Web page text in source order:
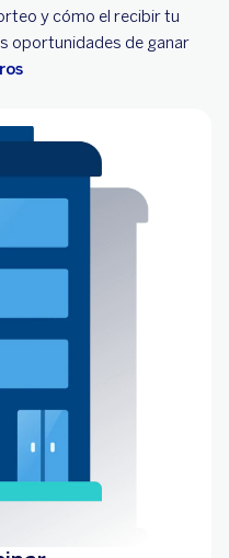
y cómo el recibir tu
oportunidades de ganar